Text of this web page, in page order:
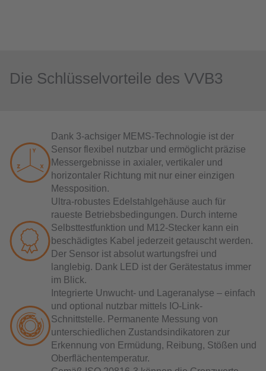
Die Schlüsselvorteile des VVB3
Dank 3-achsiger MEMS-Technologie ist der
Sensor flexibel nutzbar und ermöglicht präzise
Messergebnisse in axialer, vertikaler und
horizontaler Richtung mit nur einer einzigen
Messposition.
Ultra-robustes Edelstahlgehäuse auch für
raueste Betriebsbedingungen. Durch interne
Selbsttestfunktion und M12-Stecker kann ein
beschädigtes Kabel jederzeit getauscht werden.
Der Sensor ist absolut wartungsfrei und
langlebig. Dank LED ist der Gerätestatus immer
im Blick.
Integrierte Unwucht- und Lageranalyse – einfach
und optional nutzbar mittels IO-Link-
Schnittstelle. Permanente Messung von
unterschiedlichen Zustandsindikatoren zur
Erkennung von Ermüdung, Reibung, Stößen und
Oberflächentemperatur.